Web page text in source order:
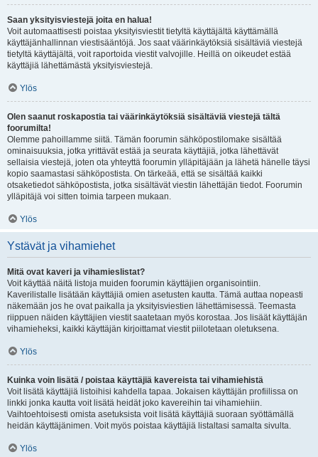
Saan yksityisviestejä joita en halua!
Voit automaattisesti poistaa yksityisviestit tietyltä käyttäjältä käyttämällä
käyttäjänhallinnan viestisääntöjä. Jos saat väärinkäytöksiä sisältäviä viestejä
tietyltä käyttäjältä, voit raportoida viestit valvojille. Heillä on oikeudet estää
käyttäjiä lähettämästä yksityisviestejä.
Ylös
Olen saanut roskapostia tai väärinkäytöksiä sisältäviä viestejä tältä
foorumilta!
Olemme pahoillamme siitä. Tämän foorumin sähköpostilomake sisältää
ominaisuuksia, jotka yrittävät estää ja seurata käyttäjiä, jotka lähettävät
sellaisia viestejä, joten ota yhteyttä foorumin ylläpitäjään ja lähetä hänelle täysi
kopio saamastasi sähköpostista. On tärkeää, että se sisältää kaikki
otsaketiedot sähköpostista, jotka sisältävät viestin lähettäjän tiedot. Foorumin
ylläpitäjä voi sitten toimia tarpeen mukaan.
Ylös
Ystävät ja vihamiehet
Mitä ovat kaveri ja vihamieslistat?
Voit käyttää näitä listoja muiden foorumin käyttäjien organisointiin.
Kaverilistalle lisätään käyttäjiä omien asetusten kautta. Tämä auttaa nopeasti
näkemään jos he ovat paikalla ja yksityisviestien lähettämisessä. Teemasta
riippuen näiden käyttäjien viestit saatetaan myös korostaa. Jos lisäät käyttäjän
vihamieheksi, kaikki käyttäjän kirjoittamat viestit piilotetaan oletuksena.
Ylös
Kuinka voin lisätä / poistaa käyttäjiä kavereista tai vihamiehistä
Voit lisätä käyttäjiä listoihisi kahdella tapaa. Jokaisen käyttäjän profiilissa on
linkki jonka kautta voit lisätä heidät joko kavereihin tai vihamiehiin.
Vaihtoehtoisesti omista asetuksista voit lisätä käyttäjiä suoraan syöttämällä
heidän käyttäjänimen. Voit myös poistaa käyttäjiä listaltasi samalta sivulta.
Ylös